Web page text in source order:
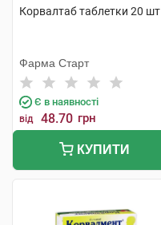
Корвалтаб таблетки 20 шт
Фарма Старт
Є в наявності
від 48.70 грн
КУПИТИ